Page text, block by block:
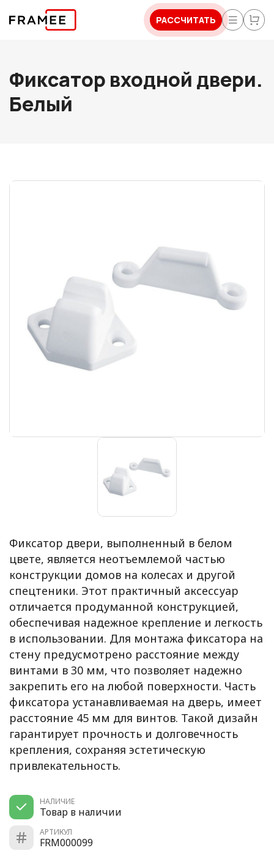
РАССЧИТАТЬ
Фиксатор входной двери.
Белый
Фиксатор двери, выполненный в белом
цвете, является неотъемлемой частью
конструкции домов на колесах и другой
спецтеники. Этот практичный аксессуар
отличается продуманной конструкцией,
обеспечивая надежное крепление и легкость
в использовании. Для монтажа фиксатора на
стену предусмотрено расстояние между
винтами в 30 мм, что позволяет надежно
закрепить его на любой поверхности. Часть
фиксатора устанавливаемая на дверь, имеет
расстояние 45 мм для винтов. Такой дизайн
гарантирует прочность и долговечность
крепления, сохраняя эстетическую
привлекательность.
НАЛИЧИЕ
Товар в наличии
АРТИКУЛ
FRM000099